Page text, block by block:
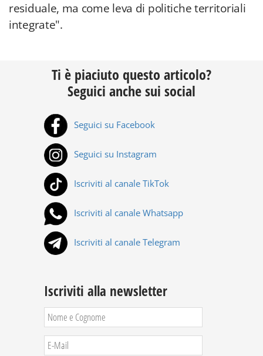
residuale, ma come leva di politiche territoriali
integrate".
Ti è piaciuto questo articolo?
Seguici anche sui social
Seguici su Facebook
Seguici su Instagram
Iscriviti al canale TikTok
Iscriviti al canale Whatsapp
Iscriviti al canale Telegram
Iscriviti alla newsletter